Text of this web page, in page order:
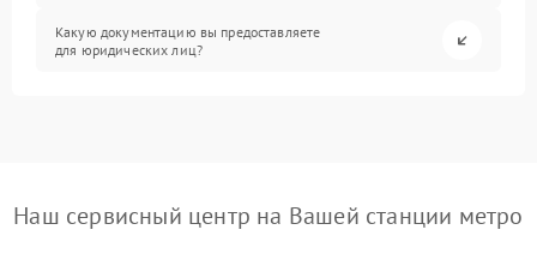
Какую документацию вы предоставляете
для юридических лиц?
Наш сервисный центр на Вашей станции метро